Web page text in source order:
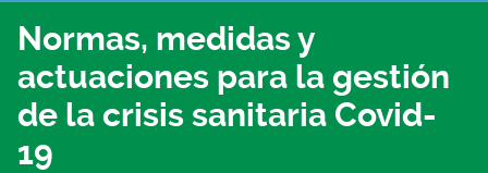
Normas, medidas y
actuaciones para la gestión
de la crisis sanitaria Covid-
19